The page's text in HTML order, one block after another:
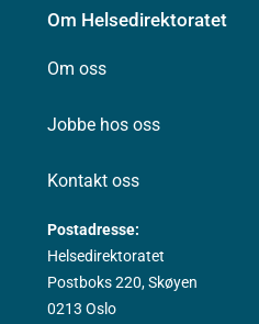
Om Helsedirektoratet
Om oss
Jobbe hos oss
Kontakt oss
Postadresse:
Helsedirektoratet
Postboks 220, Skøyen
0213 Oslo